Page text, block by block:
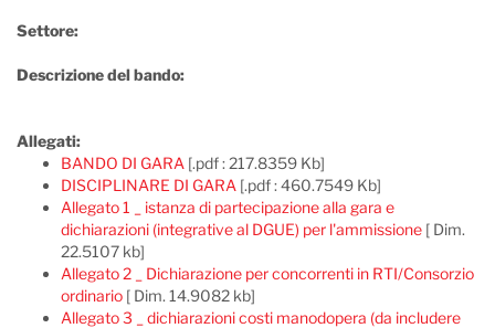
Settore:
Descrizione del bando:
Allegati:
BANDO DI GARA [.pdf : 217.8359 Kb]
DISCIPLINARE DI GARA [.pdf : 460.7549 Kb]
Allegato 1 _ istanza di partecipazione alla gara e
dichiarazioni (integrative al DGUE) per l'ammissione [ Dim.
22.5107 kb]
Allegato 2 _ Dichiarazione per concorrenti in RTI/Consorzio
ordinario [ Dim. 14.9082 kb]
Allegato 3 _ dichiarazioni costi manodopera (da includere